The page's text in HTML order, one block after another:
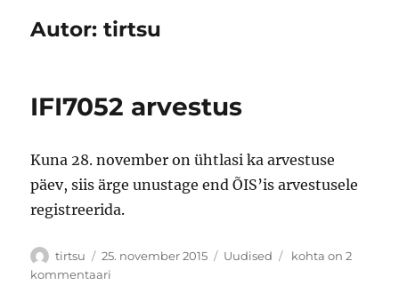
Autor:tirtsu
IFI7052 arvestus
Kuna 28. november on ühtlasi ka arvestuse
päev, siis ärge unustage end ÕIS’is arvestusele
registreerida.
Autor
tirtsu Postitatud
25. november 2015 Rubriigid
Uudised
IFI7052
kohta on 2
kommentaari